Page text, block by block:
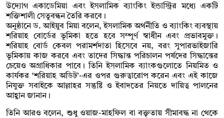
উদ্যোগ একাডেমিয়া এবং ইসলামিক ব্যাংকিং ইন্ডাস্ট্রির মধ্যে একটি
শক্তিশালী সেতুবন্ধন তৈরি করবে।
অনুষ্ঠানে ড. আইয়ুব মিয়া বলেন, ইসলামিক অর্থনীতি ও ব্যাংকিং ব্যবস্থায়
শরিয়াহ বোর্ডের ভূমিকা হতে হবে সম্পূর্ণ স্বাধীন এবং প্রভাবমুক্ত।
শরিয়াহ বোর্ড কেবল পরামর্শদাতা হিসেবে নয়, বরং সুপারভাইজারি
ভূমিকায় কাজ করবে এবং তাদের সিদ্ধান্ত পরিচালন পর্ষদের সিদ্ধান্তের
চেয়েও অগ্রাধিকার পাবে। তিনি ইসলামিক ব্যাংকগুলোতে নিয়মিত ও
কার্যকর ‘শরিয়াহ অডিট’-এর ওপর গুরুত্বারোপ করেন এবং এই কাজে
নিযুক্ত সবাইকে আল্লাহর সন্তুষ্টি ও ইবাদতের নিয়তে দায়িত্ব পালনের
আহ্বান জানান।
তিনি আরও বলেন, শুধু ওয়াজ-মাহফিল বা বক্তৃতায় সীমাবদ্ধ না থেকে